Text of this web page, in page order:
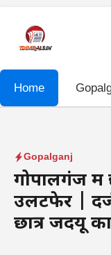
content
Home
Gopalganj
गोपालगंज में
उलटफेर |
छात्र जदयू